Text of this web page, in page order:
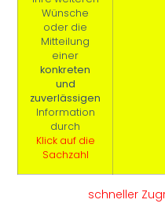
Wünsche
oder die
Mitteilung
einer
konkreten
und
zuverlässigen
Information
durch
Klick auf die
Sachzahl
schneller